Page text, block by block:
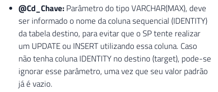
@Cd_Chave:Parâmetro do tipo VARCHAR(MAX), deve
ser informado o nome da coluna sequencial (IDENTITY)
da tabela destino, para evitar que o SP tente realizar
um UPDATE ou INSERT utilizando essa coluna. Caso
não tenha coluna IDENTITY no destino (target), pode-se
ignorar esse parâmetro, uma vez que seu valor padrão
já é vazio.